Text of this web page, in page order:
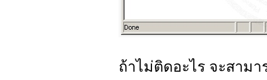
ถ้าไม่ติดอะไร จะสาม